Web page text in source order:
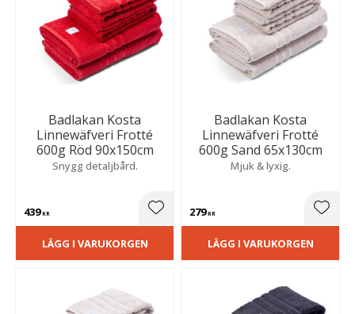
Badlakan Kosta
Linnewäfveri Frotté
600g Röd 90x150cm
Snygg detaljbård.
439KR Lägg till i favoriter
LÄGG I VARUKORGEN
Badlakan Kosta
Linnewäfveri Frotté
600g Sand 65x130cm
Mjuk & lyxig.
279KR
LÄGG I VARUKORGEN